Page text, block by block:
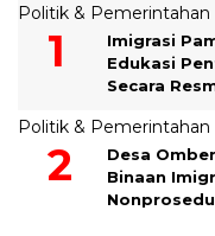
Politik & Pemerintahan
Imigrasi
Edukasi
Secara
Politik & Pemerintahan
Desa
Binaan